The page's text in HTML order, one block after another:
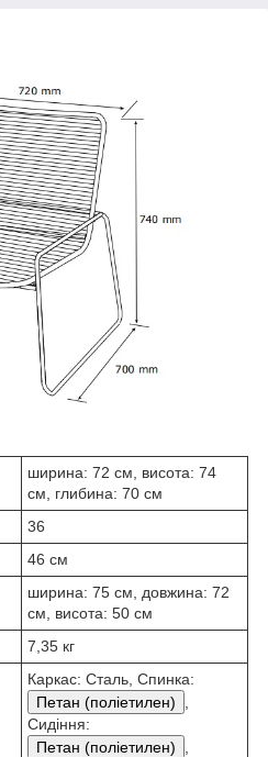
ширина: 72 см, висота: 74
см, глибина: 70 см
36
46 см
ширина: 75 см, довжина: 72
см, висота: 50 см
7,35 кг
Каркас: Сталь, Спинка:
Петан (поліетилен)
Сидіння:
Петан (поліетилен)